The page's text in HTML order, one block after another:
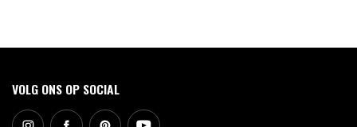
VOLG ONS OP SOCIAL